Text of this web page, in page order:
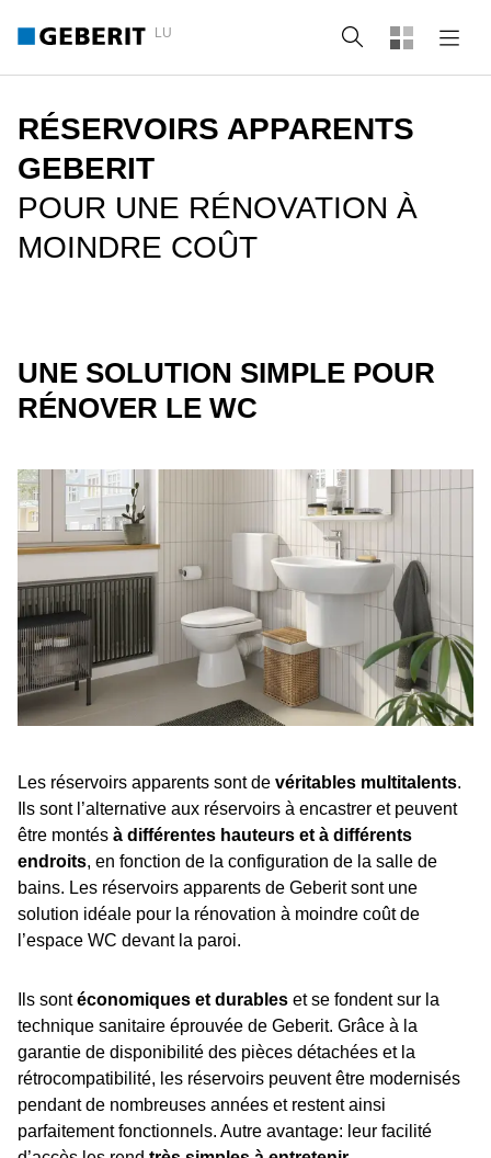
LU Recherche
RÉSERVOIRS APPARENTS
GEBERIT
POUR UNE RÉNOVATION À
MOINDRE COÛT
UNE SOLUTION SIMPLE POUR
RÉNOVER LE WC
Les réservoirs apparents sont de véritables multitalents.
Ils sont l’alternative aux réservoirs à encastrer et peuvent
être montés à différentes hauteurs et à différents
endroits, en fonction de la configuration de la salle de
bains. Les réservoirs apparents de Geberit sont une
solution idéale pour la rénovation à moindre coût de
l’espace WC devant la paroi.
Ils sontéconomiques et durables et se fondent sur la
technique sanitaire éprouvée de Geberit. Grâce à la
garantie de disponibilité des pièces détachées et la
rétrocompatibilité, les réservoirs peuvent être modernisés
pendant de nombreuses années et restent ainsi
parfaitement fonctionnels. Autre avantage: leur facilité